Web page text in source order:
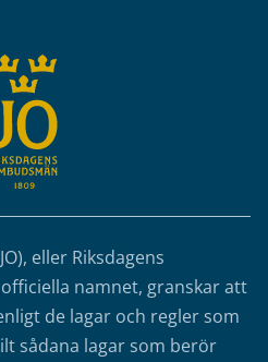
eller Riksdagens
namnet, granskar att
de lagar och regler som
sådana lagar som berör